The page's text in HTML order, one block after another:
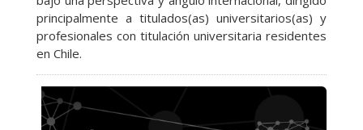
principalmente a titulados(as) universitarios(as) y
profesionales con titulación universitaria residentes
en Chile.